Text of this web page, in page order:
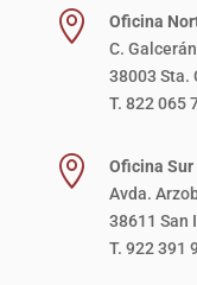

Oficina
C.
38003 Sta.
T. 822 065

Oficina Sur
Avda.
38611 San
T. 922 391